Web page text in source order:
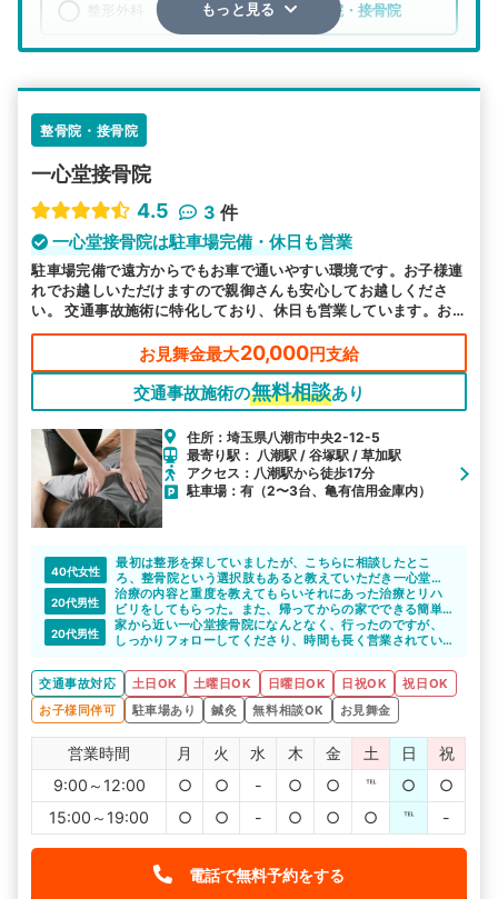
整骨院・接骨院
その他の検索方法
駅から探す 院名から探す
もっと見る
整骨院・接骨院
一心堂接骨院
4.5
3 件
一心堂接骨院は駐車場完備・休日も営業
駐車場完備で遠方からでもお車で通いやすい環境です。お子様連
れでお越しいただけますので親御さんも安心してお越しくださ
い。 交通事故施術に特化しており、休日も営業しています。お
悩み事は経績豊富な当院にお任せください。
お見舞金最大20,000円支給
交通事故施術の無料相談あり
住所：埼玉県八潮市中央2-12-5
最寄り駅： 八潮駅 / 谷塚駅 / 草加駅
アクセス：八潮駅から徒歩17分
駐車場：有（2〜3台、亀有信用金庫内）
40代女性
最初は整形を探していましたが、こちらに相談したとこ
ろ、整骨院という選択肢もあると教えていただき一心堂接
骨院に通うことにしました。土日祝日も営業されていて、
自分の都合のいい時に通うことができたのでしっかりと治
療最後まで完了できたと思います。
むちうちをほっておくと後遺症が残る可能性もあるらしい
20代男性
治療の内容と重度を教えてもらいそれにあった治療とリハ
ビリをしてもらった。また、帰ってからの家でできる簡単
な治療法も教えてもらった。
20代男性
家から近い一心堂接骨院になんとなく、行ったのですが、
しっかりフォローしてくださり、時間も長く営業されてい
駐車場もあるので車で通院の場合も困りません。
交通事故対応 土日OK 土曜日OK 日曜日OK 日祝OK
祝日OK
お子様同伴可
駐車場あり 鍼灸 無料相談OK お見舞金
営業時間 月 火 水 木 金 土 日
祝
9:00～12:00
○ ○ - ○ ○ ℡ ○
○
15:00～19:00
○ ○ - ○ ○ ○ ℡ -
電話で無料予約をする